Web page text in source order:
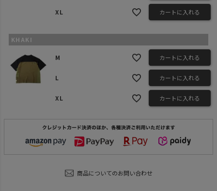
XL カートに入れる
KHAKI
M カートに入れる
L カートに入れる
XL カートに入れる
商品についてのお問い合わせ